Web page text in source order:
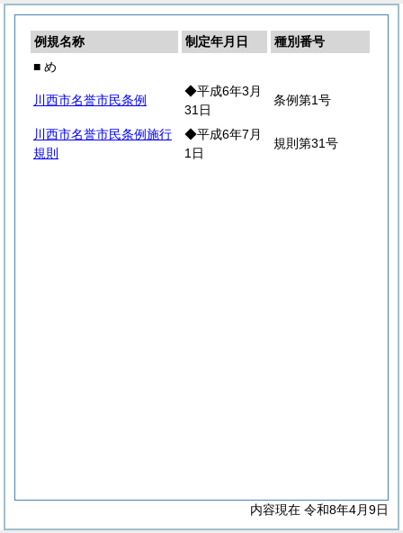
例規名称 制定年月日
種別番号
■ め
川西市名誉市民条例
◆平成6年3月
31日
条例第1号
川西市名誉市民条例施行
規則
◆平成6年7月
1日
規則第31号
内容現在 令和8年4月9日